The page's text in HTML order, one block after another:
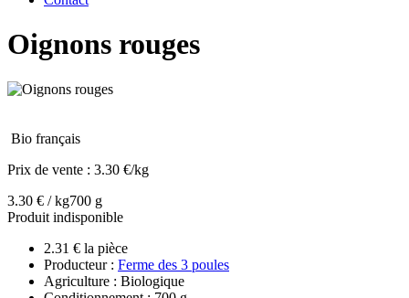
Oignons rouges
Bio français
Prix de vente : 3.30 €/kg
3.30 € / kg700 g
Produit indisponible
2.31 € la pièce
Producteur : Ferme des 3 poules
Agriculture : Biologique